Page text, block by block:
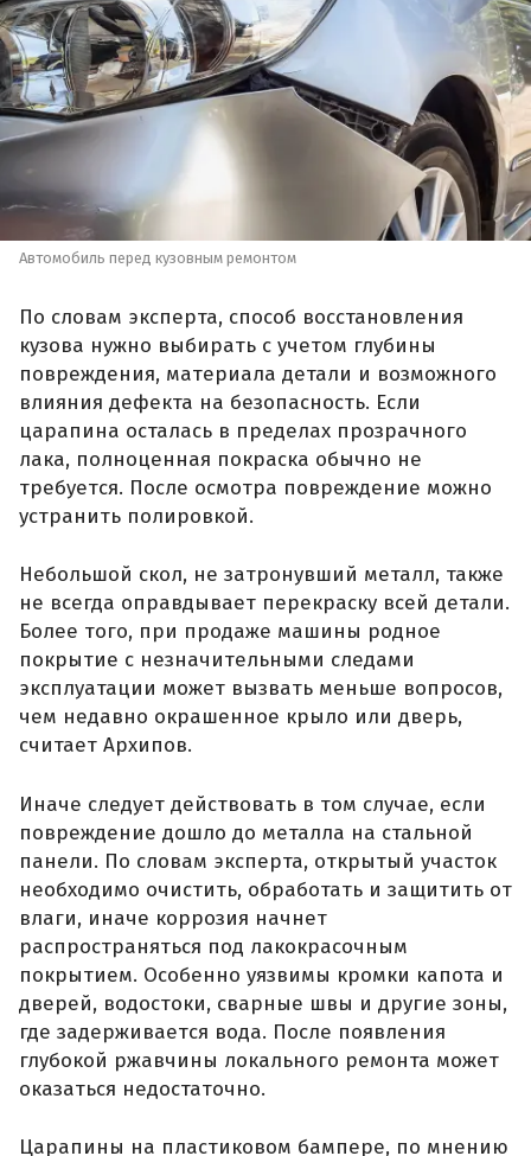
Автомобиль перед кузовным ремонтом
По словам эксперта, способ восстановления
кузова нужно выбирать с учетом глубины
повреждения, материала детали и возможного
влияния дефекта на безопасность. Если
царапина осталась в пределах прозрачного
лака, полноценная покраска обычно не
требуется. После осмотра повреждение можно
устранить полировкой.
Небольшой скол, не затронувший металл, также
не всегда оправдывает перекраску всей детали.
Более того, при продаже машины родное
покрытие с незначительными следами
эксплуатации может вызвать меньше вопросов,
чем недавно окрашенное крыло или дверь,
считает Архипов.
Иначе следует действовать в том случае, если
повреждение дошло до металла на стальной
панели. По словам эксперта, открытый участок
необходимо очистить, обработать и защитить от
влаги, иначе коррозия начнет
распространяться под лакокрасочным
покрытием. Особенно уязвимы кромки капота и
дверей, водостоки, сварные швы и другие зоны,
где задерживается вода. После появления
глубокой ржавчины локального ремонта может
оказаться недостаточно.
Царапины на пластиковом бампере, по мнению